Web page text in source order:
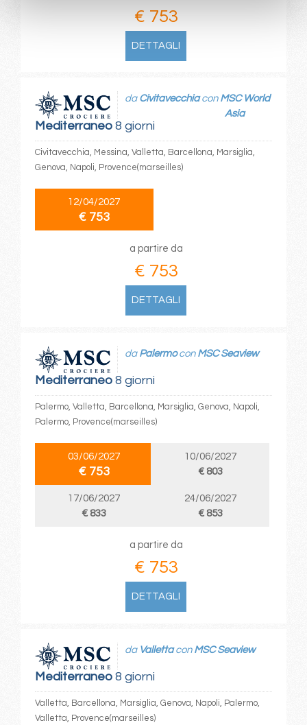
€ 753
DETTAGLI
Mediterraneo8 giorni
da Civitavecchiacon MSC World
Asia
Civitavecchia, Messina, Valletta, Barcellona, Marsiglia,
Genova, Napoli, Provence(marseilles)
12/04/2027
€ 753
a partire da
€ 753
DETTAGLI
Mediterraneo8 giorni
da Palermocon MSC Seaview
Palermo, Valletta, Barcellona, Marsiglia, Genova, Napoli,
Palermo, Provence(marseilles)
03/06/2027
€ 753
10/06/2027
€ 803
17/06/2027
€ 833
24/06/2027
€ 853
a partire da
€ 753
DETTAGLI
Mediterraneo8 giorni
da Vallettacon MSC Seaview
Valletta, Barcellona, Marsiglia, Genova, Napoli, Palermo,
Valletta, Provence(marseilles)